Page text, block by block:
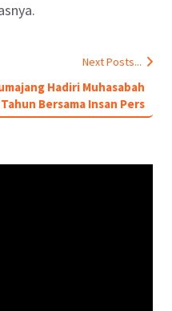
Next Posts...
Hadiri Muhasabah
Bersama Insan Pers